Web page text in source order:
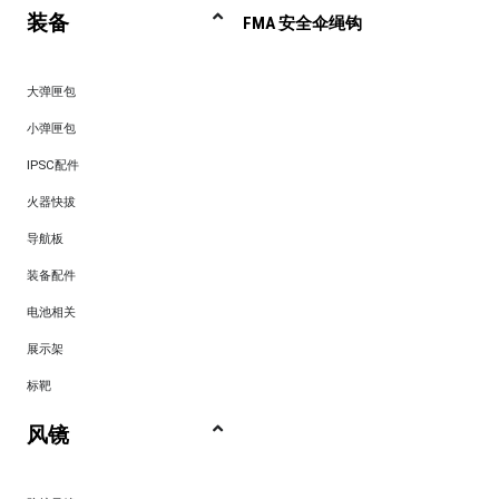
装备
大弹匣包
小弹匣包
IPSC配件
火器快拔
导航板
装备配件
电池相关
展示架
标靶
风镜
FMA 安全伞绳钩